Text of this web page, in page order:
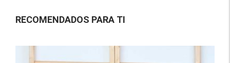
RECOMENDADOS PARA TI